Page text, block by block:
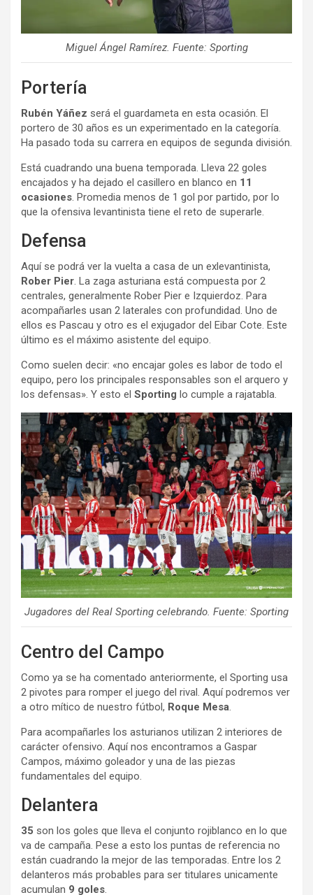
Miguel Ángel Ramírez. Fuente: Sporting
Portería
Rubén Yáñez será el guardameta en esta ocasión. El
portero de 30 años es un experimentado en la categoría.
Ha pasado toda su carrera en equipos de segunda división.
Está cuadrando una buena temporada. Lleva 22 goles
encajados y ha dejado el casillero en blanco en 11
ocasiones. Promedia menos de 1 gol por partido, por lo
que la ofensiva levantinista tiene el reto de superarle.
Defensa
Aquí se podrá ver la vuelta a casa de un exlevantinista,
Rober Pier. La zaga asturiana está compuesta por 2
centrales, generalmente Rober Pier e Izquierdoz. Para
acompañarles usan 2 laterales con profundidad. Uno de
ellos es Pascau y otro es el exjugador del Eibar Cote. Este
último es el máximo asistente del equipo.
Como suelen decir: «no encajar goles es labor de todo el
equipo, pero los principales responsables son el arquero y
los defensas». Y esto el Sporting lo cumple a rajatabla.
Jugadores del Real Sporting celebrando. Fuente: Sporting
Centro del Campo
Como ya se ha comentado anteriormente, el Sporting usa
2 pivotes para romper el juego del rival. Aquí podremos ver
a otro mítico de nuestro fútbol, Roque Mesa.
Para acompañarles los asturianos utilizan 2 interiores de
carácter ofensivo. Aquí nos encontramos a Gaspar
Campos, máximo goleador y una de las piezas
fundamentales del equipo.
Delantera
35 son los goles que lleva el conjunto rojiblanco en lo que
va de campaña. Pese a esto los puntas de referencia no
están cuadrando la mejor de las temporadas. Entre los 2
delanteros más probables para ser titulares unicamente
acumulan 9 goles.